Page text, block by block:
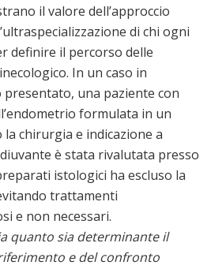
il valore dell’approccio
di chi ogni
definire il percorso delle
In un caso in
una paziente con
formulata in un
chirurgia e indicazione a
è stata rivalutata presso
istologici ha escluso la
trattamenti
e non necessari.
quanto sia determinante il
e del confronto